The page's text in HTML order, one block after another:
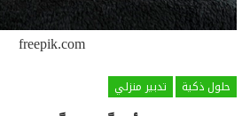
freepik.com
حلول ذكية
تدبير منزلي